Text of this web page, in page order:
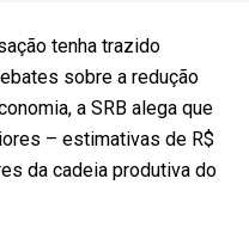
tenha trazido
sobre a redução
a SRB alega que
– estimativas de R$
da cadeia produtiva do